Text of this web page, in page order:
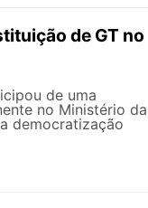
de GT no
de uma
no Ministério da
democratização